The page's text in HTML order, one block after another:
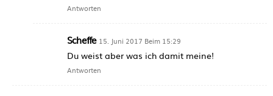
Antworten
Scheffe 15. Juni 2017 Beim 15:29
Du weist aber was ich damit meine!
Antworten